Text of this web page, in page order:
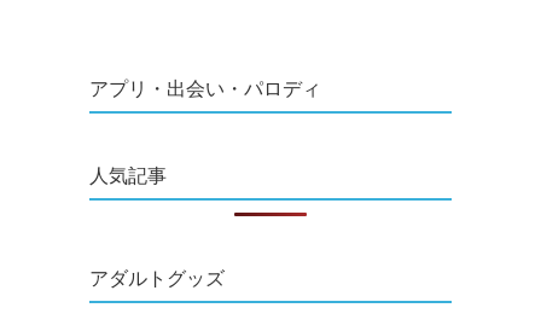
アプリ・出会い・パロディ
人気記事
アダルトグッズ